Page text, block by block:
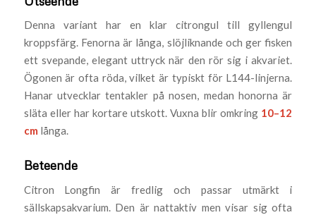
Denna variant har en klar citrongul till gyllengul
kroppsfärg. Fenorna är långa, slöjliknande och ger fisken
ett svepande, elegant uttryck när den rör sig i akvariet.
Ögonen är ofta röda, vilket är typiskt för L144-linjerna.
Hanar utvecklar tentakler på nosen, medan honorna är
släta eller har kortare utskott. Vuxna blir omkring 10–12
cm långa.
Beteende
Citron Longfin är fredlig och passar utmärkt i
sällskapsakvarium. Den är nattaktiv men visar sig ofta